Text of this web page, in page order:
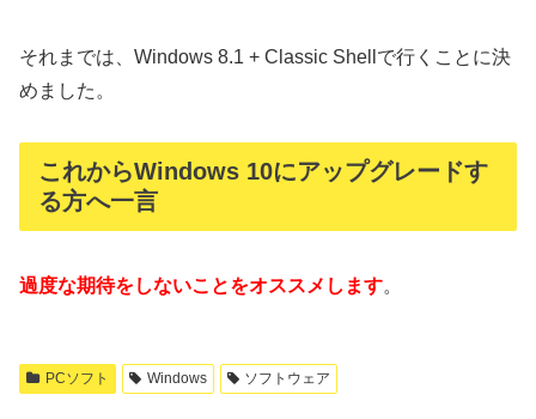
それまでは、Windows 8.1 + Classic Shellで行くことに決
めました。
これからWindows 10にアップグレードす
る方へ一言
過度な期待をしないことをオススメします。
PCソフト Windows ソフトウェア